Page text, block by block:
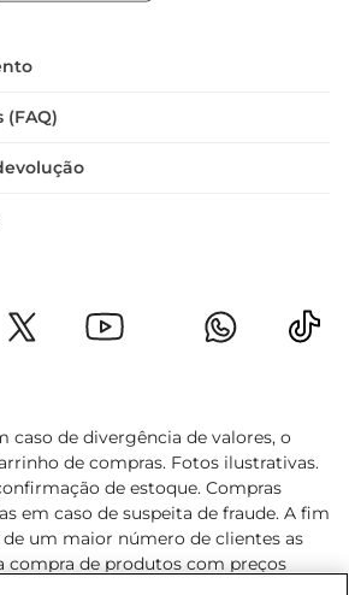
caso de divergência de valores, o
de compras. Fotos ilustrativas.
de estoque. Compras
em caso de suspeita de fraude. A fim
um maior número de clientes as
compra de produtos com preços